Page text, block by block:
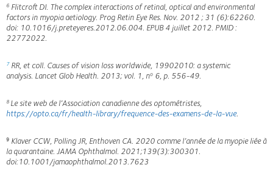
6 Flitcroft DI. The complex interactions of retinal, optical and environmental
factors in myopia aetiology. Prog Retin Eye Res. Nov. 2012 ; 31 (6):62260.
doi: 10.1016/j.preteyeres.2012.06.004. EPUB 4 juillet 2012. PMID :
22772022.
7 RR, et coll. Causes of vision loss worldwide, 19902010: a systemic
analysis. Lancet Glob Health. 2013; vol. 1, no 6, p. 556-49.
8 Le site web de l’Association canadienne des optométristes,
https://opto.ca/fr/health-library/frequence-des-examens-de-la-vue.
9 Klaver CCW, Polling JR, Enthoven CA. 2020 comme l’année de la myopie liée à
la quarantaine. JAMA Ophthalmol. 2021;139(3):300301.
doi:10.1001/jamaophthalmol.2013.7623